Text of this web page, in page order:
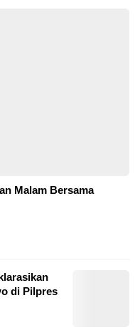
Malam Bersama
di Pilpres